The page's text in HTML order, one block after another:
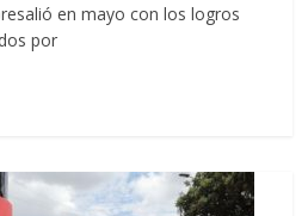
en mayo con los logros
por